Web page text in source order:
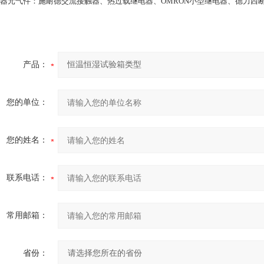
产品：
您的单位：
您的姓名：
联系电话：
常用邮箱：
省份：